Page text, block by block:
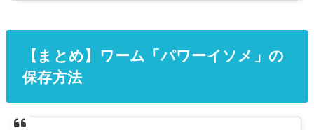
【まとめ】ワーム「パワーイソメ」の
保存方法